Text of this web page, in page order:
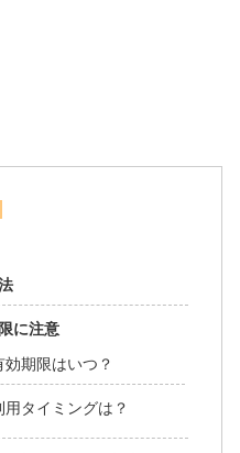
に注意
期限はいつ？
タイミングは？